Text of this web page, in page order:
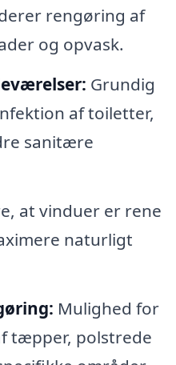
rengøring af
og opvask.
Grundig
af toiletter,
sanitære
at vinduer er rene
naturligt
Mulighed for
tæpper, polstrede